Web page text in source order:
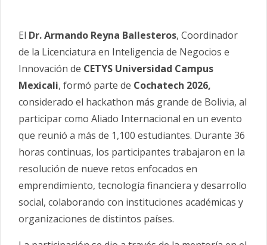
El Dr. Armando Reyna Ballesteros, Coordinador
de la Licenciatura en Inteligencia de Negocios e
Innovación de CETYS Universidad Campus
Mexicali, formó parte de Cochatech 2026,
considerado el hackathon más grande de Bolivia, al
participar como Aliado Internacional en un evento
que reunió a más de 1,100 estudiantes. Durante 36
horas continuas, los participantes trabajaron en la
resolución de nueve retos enfocados en
emprendimiento, tecnología financiera y desarrollo
social, colaborando con instituciones académicas y
organizaciones de distintos países.